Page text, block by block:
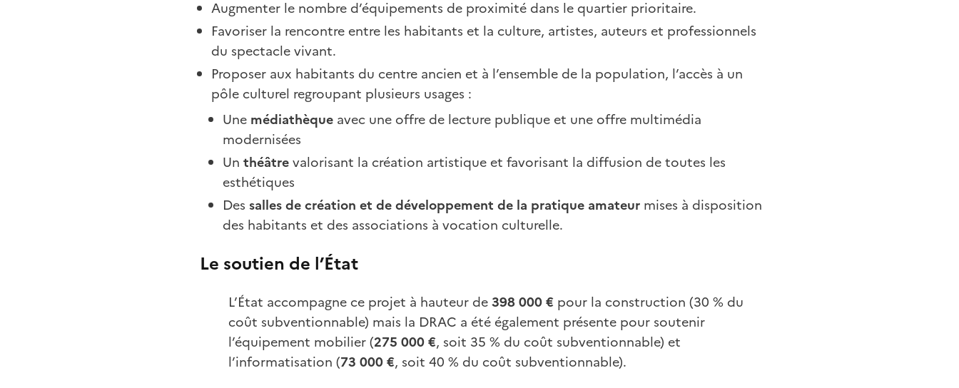
Augmenter le nombre d’équipements de proximité dans le quartier prioritaire.
Favoriser la rencontre entre les habitants et la culture, artistes, auteurs et professionnels
du spectacle vivant.
Proposer aux habitants du centre ancien et à l’ensemble de la population, l’accès à un
pôle culturel regroupant plusieurs usages :
Une médiathèque avec une offre de lecture publique et une offre multimédia
modernisées
Un théâtrevalorisant la création artistique et favorisant la diffusion de toutes les
esthétiques
Des salles de création et de développement de la pratique amateur mises à disposition
des habitants et des associations à vocation culturelle.
Le soutien de l’État
L’État accompagne ce projet à hauteur de398 000 € pour la construction (30 % du
coût subventionnable) mais la DRAC a été également présente pour soutenir
l’équipement mobilier (275 000 €, soit 35 % du coût subventionnable) et
l’informatisation (73 000 €, soit 40 % du coût subventionnable).